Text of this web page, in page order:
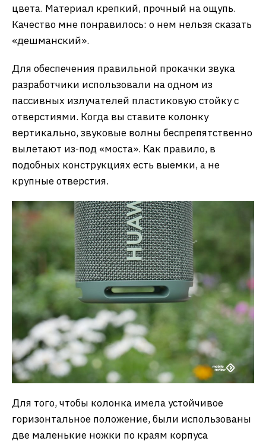
цвета. Материал крепкий, прочный на ощупь.
Качество мне понравилось: о нем нельзя сказать
«дешманский».
Для обеспечения правильной прокачки звука
разработчики использовали на одном из
пассивных излучателей пластиковую стойку с
отверстиями. Когда вы ставите колонку
вертикально, звуковые волны беспрепятственно
вылетают из-под «моста». Как правило, в
подобных конструкциях есть выемки, а не
крупные отверстия.
Для того, чтобы колонка имела устойчивое
горизонтальное положение, были использованы
две маленькие ножки по краям корпуса